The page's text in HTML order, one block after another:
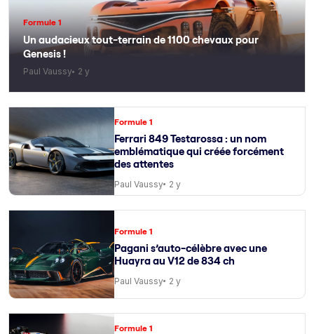
Formule 1
Un audacieux tout-terrain de 1100 chevaux pour
Genesis !
Paul Vaussy 2 y
Formule 1
Ferrari 849 Testarossa : un nom
emblématique qui créée forcément
des attentes
Paul Vaussy 2 y
Formule 1
Pagani s’auto-célèbre avec une
Huayra au V12 de 834 ch
Paul Vaussy 2 y
Formule 1